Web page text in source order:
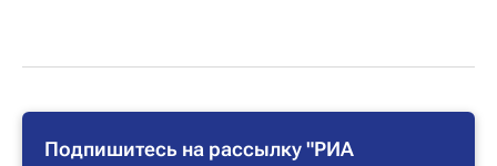
Подпишитесь на рассылку "РИА